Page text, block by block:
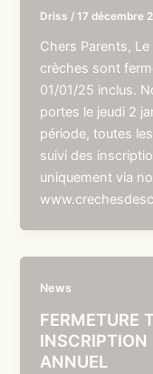
Driss /17 décembre
Chers Parents,
crèches sont
01/01/25 inclus.
portes le jeudi 2
période, toutes
suivi des
uniquement via
News
FERMETURE
INSCRIPTION
ANNUEL